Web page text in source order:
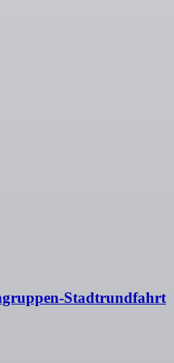
Stadtrundfahrt